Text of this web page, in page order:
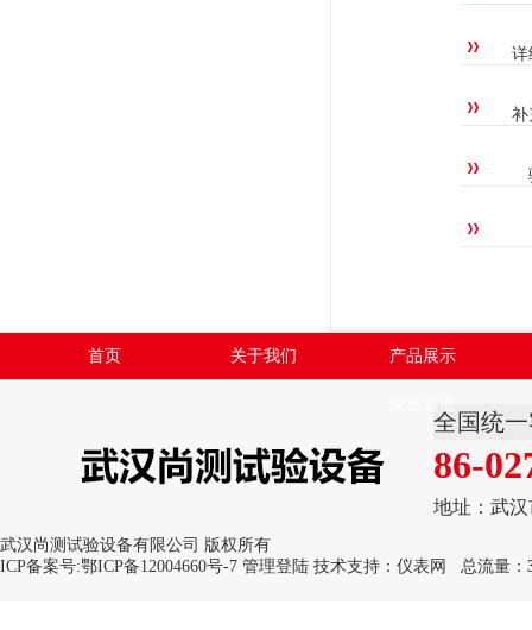
详
补
首页 关于我们 产品展示
全国统
86-
地址：武
武汉尚测试验设备有限公司 版权所有
ICP备案号:鄂ICP备12004660号-7 管理登陆 技术支持： 仪表网 总流量：